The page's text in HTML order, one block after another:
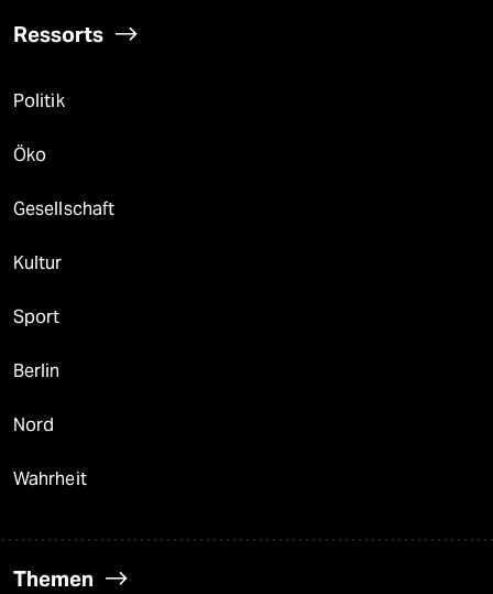
Ressorts
Politik
Öko
Gesellschaft
Kultur
Sport
Berlin
Nord
Wahrheit
Themen